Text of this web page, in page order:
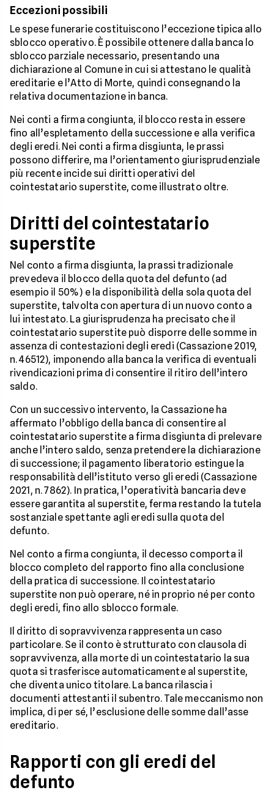
Eccezioni possibili
Le spese funerarie costituiscono l’eccezione tipica allo
sblocco operativo. È possibile ottenere dalla banca lo
sblocco parziale necessario, presentando una
dichiarazione al Comune in cui si attestano le qualità
ereditarie e l’Atto di Morte, quindi consegnando la
relativa documentazione in banca.
Nei conti a firma congiunta, il blocco resta in essere
fino all’espletamento della successione e alla verifica
degli eredi. Nei conti a firma disgiunta, le prassi
possono differire, ma l’orientamento giurisprudenziale
più recente incide sui diritti operativi del
cointestatario superstite, come illustrato oltre.
Diritti del cointestatario
superstite
Nel conto a firma disgiunta, la prassi tradizionale
prevedeva il blocco della quota del defunto (ad
esempio il 50%) e la disponibilità della sola quota del
superstite, talvolta con apertura di un nuovo conto a
lui intestato. La giurisprudenza ha precisato che il
cointestatario superstite può disporre delle somme in
assenza di contestazioni degli eredi (Cassazione 2019,
n. 46512), imponendo alla banca la verifica di eventuali
rivendicazioni prima di consentire il ritiro dell’intero
saldo.
Con un successivo intervento, la Cassazione ha
affermato l’obbligo della banca di consentire al
cointestatario superstite a firma disgiunta di prelevare
anche l’intero saldo, senza pretendere la dichiarazione
di successione; il pagamento liberatorio estingue la
responsabilità dell’istituto verso gli eredi (Cassazione
2021, n. 7862). In pratica, l’operatività bancaria deve
essere garantita al superstite, ferma restando la tutela
sostanziale spettante agli eredi sulla quota del
defunto.
Nel conto a firma congiunta, il decesso comporta il
blocco completo del rapporto fino alla conclusione
della pratica di successione. Il cointestatario
superstite non può operare, né in proprio né per conto
degli eredi, fino allo sblocco formale.
Il diritto di sopravvivenza rappresenta un caso
particolare. Se il conto è strutturato con clausola di
sopravvivenza, alla morte di un cointestatario la sua
quota si trasferisce automaticamente al superstite,
che diventa unico titolare. La banca rilascia i
documenti attestanti il subentro. Tale meccanismo non
implica, di per sé, l’esclusione delle somme dall’asse
ereditario.
Rapporti con gli eredi del
defunto